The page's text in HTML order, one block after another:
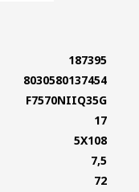
187395
8030580137454
F7570NIIQ35G
17
5X108
7,5
72